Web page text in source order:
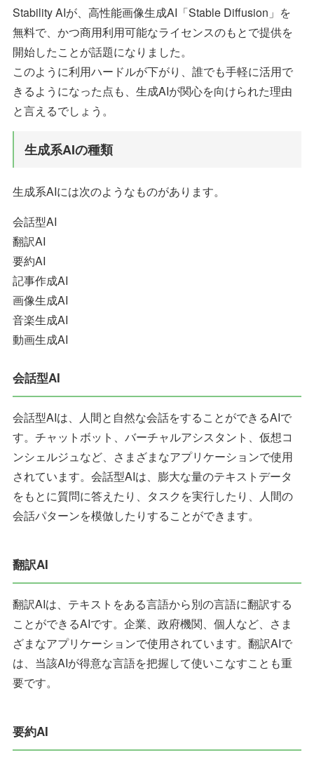
Stability AIが、高性能画像生成AI「Stable Diffusion」を
無料で、かつ商用利用可能なライセンスのもとで提供を
開始したことが話題になりました。
このように利用ハードルが下がり、誰でも手軽に活用で
きるようになった点も、生成AIが関心を向けられた理由
と言えるでしょう。
生成系AIの種類
生成系AIには次のようなものがあります。
会話型AI
翻訳AI
要約AI
記事作成AI
画像生成AI
音楽生成AI
動画生成AI
会話型AI
会話型AIは、人間と自然な会話をすることができるAIで
す。チャットボット、バーチャルアシスタント、仮想コ
ンシェルジュなど、さまざまなアプリケーションで使用
されています。会話型AIは、膨大な量のテキストデータ
をもとに質問に答えたり、タスクを実行したり、人間の
会話パターンを模倣したりすることができます。
翻訳AI
翻訳AIは、テキストをある言語から別の言語に翻訳する
ことができるAIです。企業、政府機関、個人など、さま
ざまなアプリケーションで使用されています。翻訳AIで
は、当該AIが得意な言語を把握して使いこなすことも重
要です。
要約AI